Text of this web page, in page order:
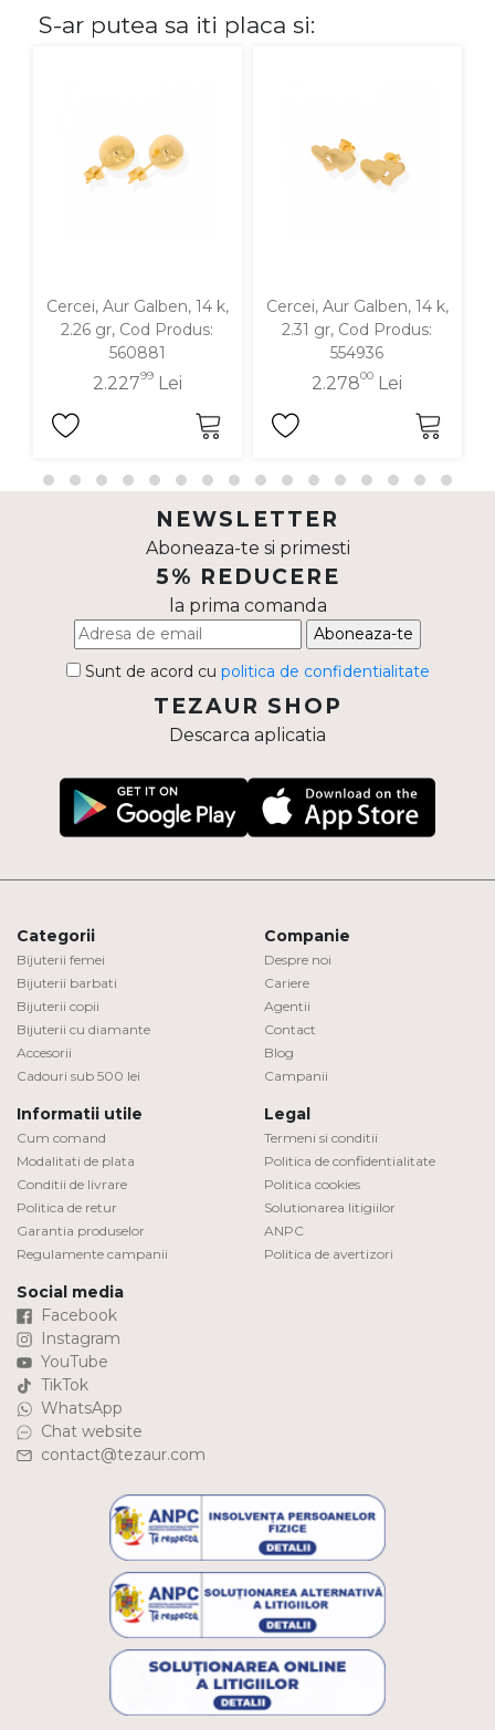
S-ar putea sa iti placa si:
Cercei, Aur Galben, 14 k,
2.26 gr, Cod Produs:
560881
2.22799Lei
Cercei, Aur Galben, 14 k,
2.31 gr, Cod Produs:
554936
2.27800 Lei
NEWSLETTER
Aboneaza-te si primesti
5% REDUCERE
la prima comanda
Aboneaza-te
Sunt de acord cu politica de confidentialitate
TEZAUR SHOP
Descarca aplicatia
Categorii
Bijuterii femei
Bijuterii barbati
Bijuterii copii
Bijuterii cu diamante
Accesorii
Cadouri sub 500 lei
Companie
Despre noi
Cariere
Agentii
Contact
Blog
Campanii
Informatii utile
Cum comand
Modalitati de plata
Conditii de livrare
Politica de retur
Garantia produselor
Regulamente campanii
Legal
Termeni si conditii
Politica de confidentialitate
Politica cookies
Solutionarea litigiilor
ANPC
Politica de avertizori
Social media
Facebook
Instagram
YouTube
TikTok
WhatsApp
Chat website
contact@tezaur.com